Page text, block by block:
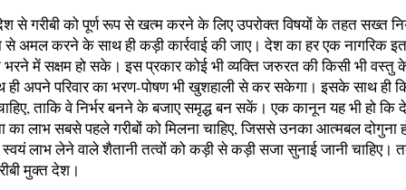
से गरीबी को पूर्ण रूप से खत्म करने के लिए उपरोक्त विषयों के तहत सख्त
अमल करने के साथ ही कड़ी कार्रवाई की जाए। देश का हर एक नागरिक
में सक्षम हो सके। इस प्रकार कोई भी व्यक्ति जरुरत की किसी भी वस्तु
ही अपने परिवार का भरण-पोषण भी खुशहाली से कर सकेगा। इसके साथ ही
चाहिए, ताकि वे निर्भर बनने के बजाए समृद्ध बन सकें। एक कानून यह भी हो कि
का लाभ सबसे पहले गरीबों को मिलना चाहिए, जिससे उनका आत्मबल
लाभ लेने वाले शैतानी तत्वों को कड़ी से कड़ी सजा सुनाई जानी चाहिए।
मुक्त देश।